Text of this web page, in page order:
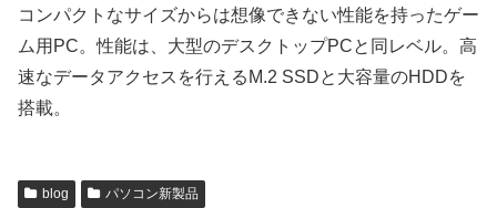
コンパクトなサイズからは想像できない性能を持ったゲー
ム用PC。性能は、大型のデスクトップPCと同レベル。高
速なデータアクセスを行えるM.2 SSDと大容量のHDDを
搭載。
blog パソコン新製品